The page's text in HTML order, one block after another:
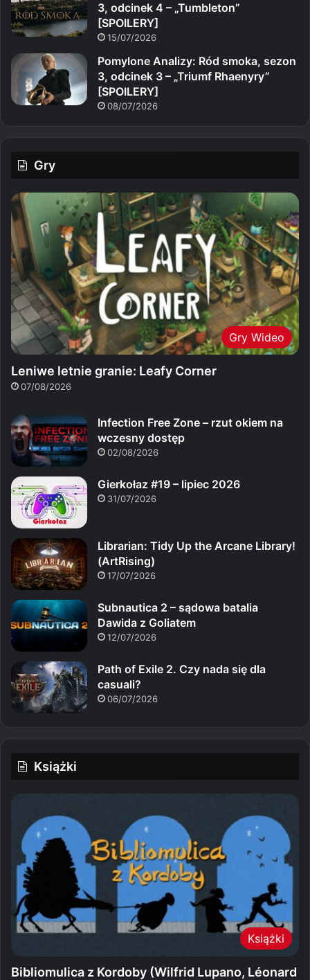
3, odcinek 4 – „Tumbleton”
[SPOILERY]
15/07/2026
Pomylone Analizy: Ród smoka, sezon
3, odcinek 3 – „Triumf Rhaenyry”
[SPOILERY]
08/07/2026
Gry
Gry Wideo
Leniwe letnie granie: Leafy Corner
07/08/2026
Infection Free Zone – rzut okiem na
wczesny dostęp
02/08/2026
Gierkołaz #19 – lipiec 2026
31/07/2026
Librarian: Tidy Up the Arcane Library!
(ArtRising)
17/07/2026
Subnautica 2 – sądowa batalia
Dawida z Goliatem
12/07/2026
Path of Exile 2. Czy nada się dla
casuali?
06/07/2026
Książki
Książki
Bibliomulica z Kordoby (Wilfrid Lupano, Léonard